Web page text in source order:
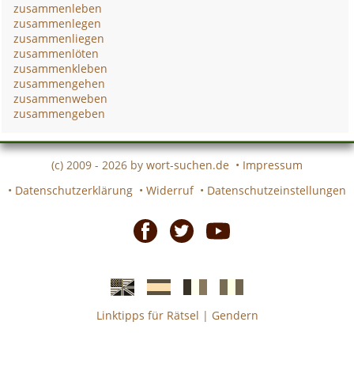
zusammenleben
zusammenlegen
zusammenliegen
zusammenlöten
zusammenkleben
zusammengehen
zusammenweben
zusammengeben
(c) 2009 - 2026 by wort-suchen.de • Impressum
• Datenschutzerklärung • Widerruf • Datenschutzeinstellungen
EnglischeSpanischefranzösicheitalienische
Linktipps für Rätsel | Gendern